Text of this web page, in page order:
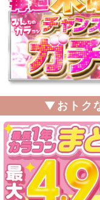
▼おトク